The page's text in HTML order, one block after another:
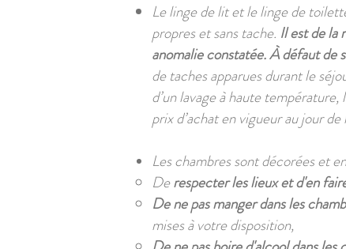
Le linge de lit et le linge de
propres et sans tache. Il est de la
anomalie constatée. À défaut de
de taches apparues durant le
d’un lavage à haute
prix d’achat en vigueur au jour
Les chambres sont décorées et
Derespecter les lieux et d'en
De ne pas manger dans les
mises à votre disposition,